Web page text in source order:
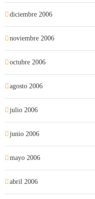
diciembre 2006
noviembre 2006
octubre 2006
agosto 2006
julio 2006
junio 2006
mayo 2006
abril 2006